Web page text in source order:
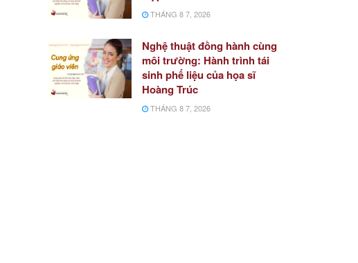
THÁNG 8 7, 2026
Nghệ thuật đồng hành cùng
môi trường: Hành trình tái
sinh phế liệu của họa sĩ
Hoàng Trúc
THÁNG 8 7, 2026